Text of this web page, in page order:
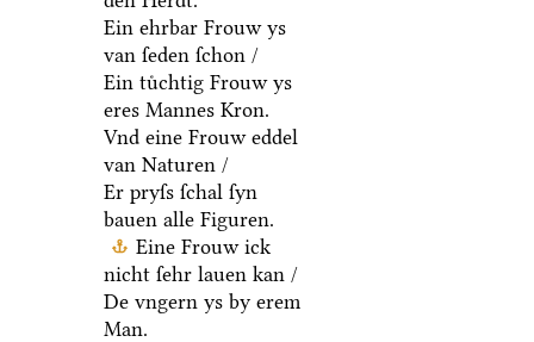
Ein ehrbar Frouw ys
van ſeden ſchon /
Ein tuͤchtig Frouw ys
eres Mannes Kron.
Vnd eine Frouw eddel
van Naturen /
Er pryſs ſchal ſyn
bauen alle Figuren.
Eine Frouw ick
nicht ſehr lauen kan /
De vngern ys by erem
Man.